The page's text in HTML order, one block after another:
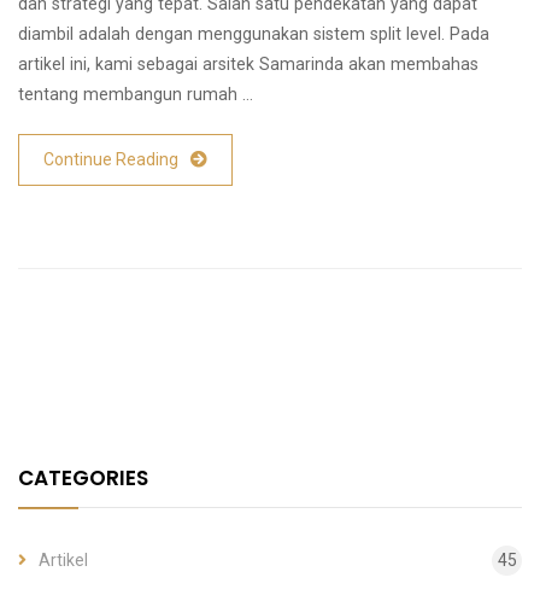
dan strategi yang tepat. Salah satu pendekatan yang dapat
diambil adalah dengan menggunakan sistem split level. Pada
artikel ini, kami sebagai arsitek Samarinda akan membahas
tentang membangun rumah …
Continue Reading
CATEGORIES
Artikel 45